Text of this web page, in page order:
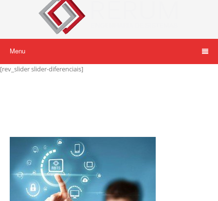
Menu
[rev_slider slider-diferenciais]